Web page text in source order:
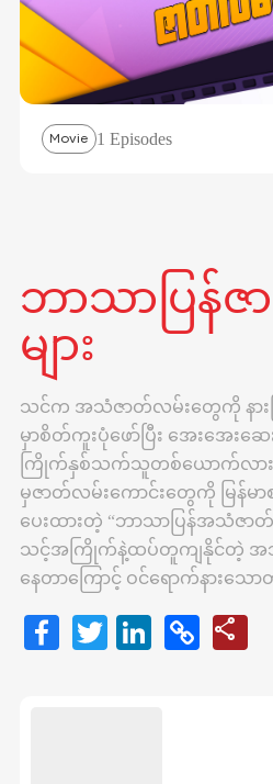
Movie 1 Episodes
ဘာသာပြန်
များ
သင်က အသံဇာတ်လမ်းတွေကို နား
မှာစိတ်ကူးပုံဖော်ပြီး အေးအေးဆ
ကြိုက်နှစ်သက်သူတစ်ယောက်လား
မှဇာတ်လမ်းကောင်းတွေကို မြန်မ
ပေးထားတဲ့ “ဘာသာပြန်အသံဇာတ်
သင့်အကြိုက်နဲ့ထပ်တူကျနိုင်တဲ့ အသံ
နေတာကြောင့် ဝင်ရောက်နားသ
Facebook
TwitterLinkedIn
Copy
share